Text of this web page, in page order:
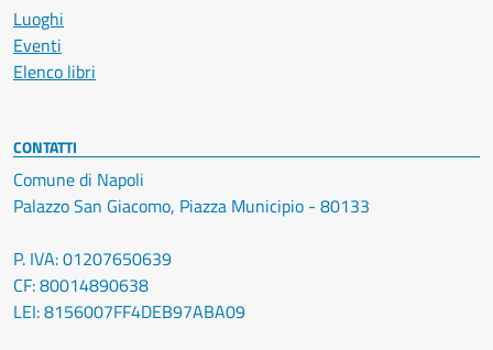
Luoghi
Eventi
Elenco libri
CONTATTI
Comune di Napoli
Palazzo San Giacomo, Piazza Municipio - 80133
P. IVA: 01207650639
CF: 80014890638
LEI: 8156007FF4DEB97ABA09